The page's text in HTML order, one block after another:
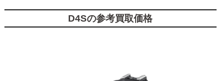
D4Sの参考買取価格